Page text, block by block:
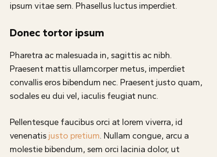
ipsum vitae sem. Phasellus luctus imperdiet.
Donec tortor ipsum
Pharetra ac malesuada in, sagittis ac nibh.
Praesent mattis ullamcorper metus, imperdiet
convallis eros bibendum nec. Praesent justo quam,
sodales eu dui vel, iaculis feugiat nunc.
Pellentesque faucibus orci at lorem viverra, id
venenatis justo pretium. Nullam congue, arcu a
molestie bibendum, sem orci lacinia dolor, ut